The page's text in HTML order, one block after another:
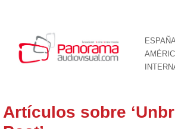
Artículos sobre